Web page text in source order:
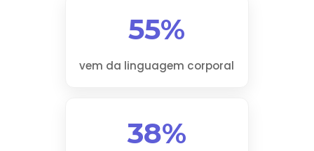
55%
vem da linguagem corporal
38%